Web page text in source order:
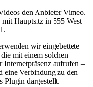
den Anbieter Vimeo.
Hauptsitz in 555 West
wir eingebettete
mit einem solchen
Internetpräsenz aufrufen –
eine Verbindung zu den
Plugin dargestellt.